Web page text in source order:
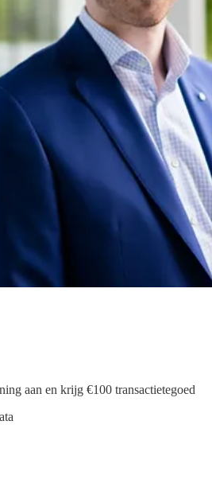
aan en krijg €100 transactietegoed